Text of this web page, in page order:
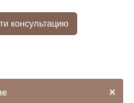
консультацию
×